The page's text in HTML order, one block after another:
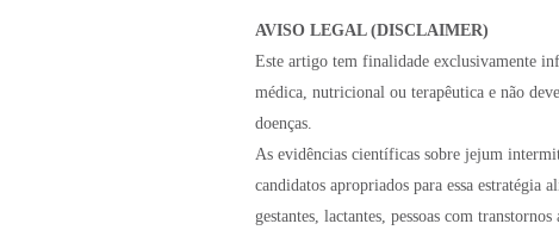
AVISO LEGAL (DISCLAIMER)
Este artigo tem finalidade exclusivamente
médica, nutricional ou terapêutica e não
doenças.
As evidências científicas sobre jejum
candidatos apropriados para essa estratégia
gestantes, lactantes, pessoas com